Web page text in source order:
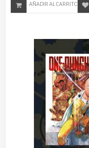
AÑADIR AL CARRITO